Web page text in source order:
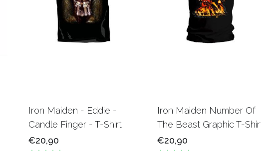
Iron Maiden - Eddie -
Candle Finger - T-Shirt
€20,90
Iron Maiden Number Of
The Beast Graphic T-
€20,90